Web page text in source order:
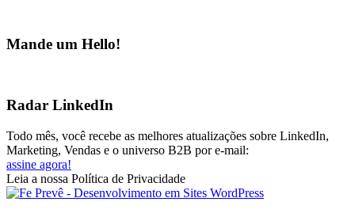
Mande um Hello!
Radar LinkedIn
Todo mês, você recebe as melhores atualizações sobre LinkedIn,
Marketing, Vendas e o universo B2B por e-mail:
assine agora!
Leia a nossa Política de Privacidade